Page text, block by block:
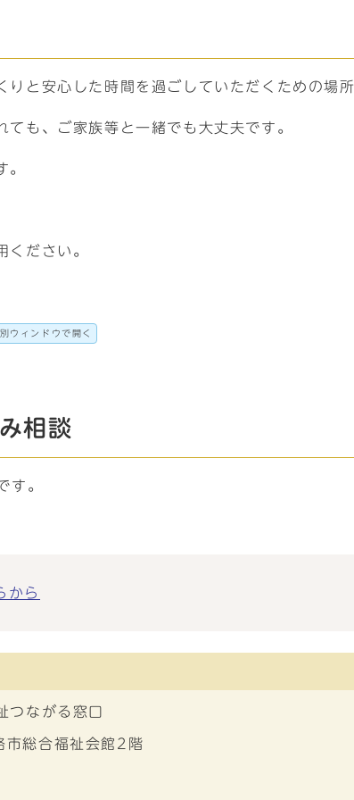
と安心した時間を過ごしていただくための場
も、ご家族等と一緒でも大丈夫です。
。
ください。
別ウィンドウで開く
相談
す。
から
ながる窓口
総合福祉会館2階